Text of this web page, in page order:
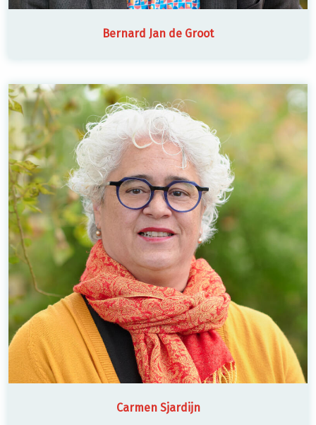
Bernard Jan de Groot
Carmen Sjardijn